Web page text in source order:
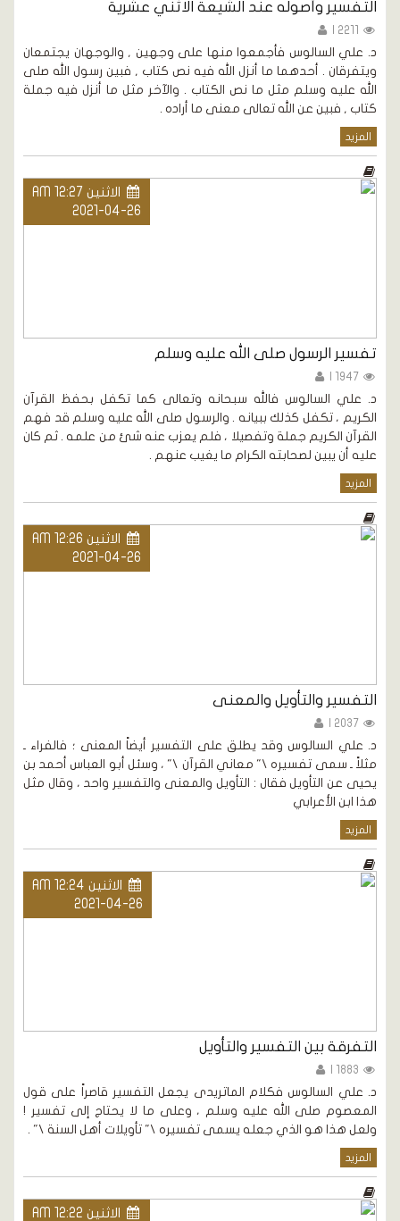
التفسير وأصوله عند الشيعة الاثني عشرية
د. علي السالوس فأجمعوا منها على وجهين , والوجهان يجتمعان
ويتفرقان . أحدهما ما أنزل الله فيه نص كتاب , فبين رسول الله صلى
الله عليه وسلم مثل ما نص الكتاب . والآخر مثل ما أنزل فيه جملة
كتاب , فبين عن الله تعالى معنى ما أراده .
المزيد
الاثنين AM 12:27
2021-04-26
تفسير الرسول صلى الله عليه وسلم
د. علي السالوس فالله سبحانه وتعالى كما تكفل بحفظ القرآن
الكريم ، تكفل كذلك ببيانه . والرسول صلى الله عليه وسلم قد فهم
القرآن الكريم جملة وتفصيلا ، فلم يعزب عنه شئ من علمه . ثم كان
عليه أن يبين لصحابته الكرام ما يغيب عنهم .
المزيد
الاثنين AM 12:26
2021-04-26
التفسير والتأويل والمعنى
د. علي السالوس وقد يطلق على التفسير أيضاً المعنى ؛ فالفراء ـ
مثلاً ـ سمى تفسيره \" معاني القرآن \" ، وسئل أبو العباس أحمد بن
يحيى عن التأويل فقال : التأويل والمعنى والتفسير واحد ، وقال مثل
هذا ابن الأعرابي
المزيد
الاثنين AM 12:24
2021-04-26
التفرقة بين التفسير والتأويل
د. علي السالوس فكلام الماتريدى يجعل التفسير قاصراً على قول
المعصوم صلى الله عليه وسلم ، وعلى ما لا يحتاج إلى تفسير !
ولعل هذا هو الذي جعله يسمى تفسيره \" تأويلات أهل السنة \" .
المزيد
الاثنين AM 12:22